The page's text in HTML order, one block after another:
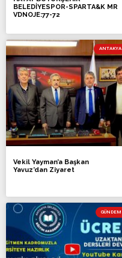
BELEDİYESPOR-SPARTA&K MR
VDNOJE:77-72
ANTAKYA
Vekil Yayman’a Başkan
Yavuz’dan Ziyaret
GÜNDEM